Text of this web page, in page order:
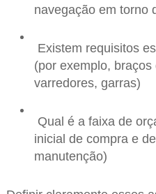
navegação em torno
Existem requisitos
(por exemplo,
varredores, garras)
Qual é a faixa de
inicial de compra e
manutenção)